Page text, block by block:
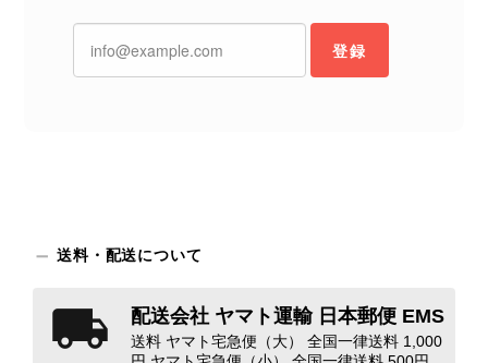
この度は、楽しみにお待ちいただいた
商品で、衛生面へのご不安を含め、残
ンクを表示しております。これは、外
しないためです。また、確認できた汚
れやダメージは、写真や商品説明に反
映しております。 ご不快な思いをさ
登録
送料・配送について
配送会社 ヤマト運輸 日本郵便 EMS
送料 ヤマト宅急便（大） 全国一律送料 1,000